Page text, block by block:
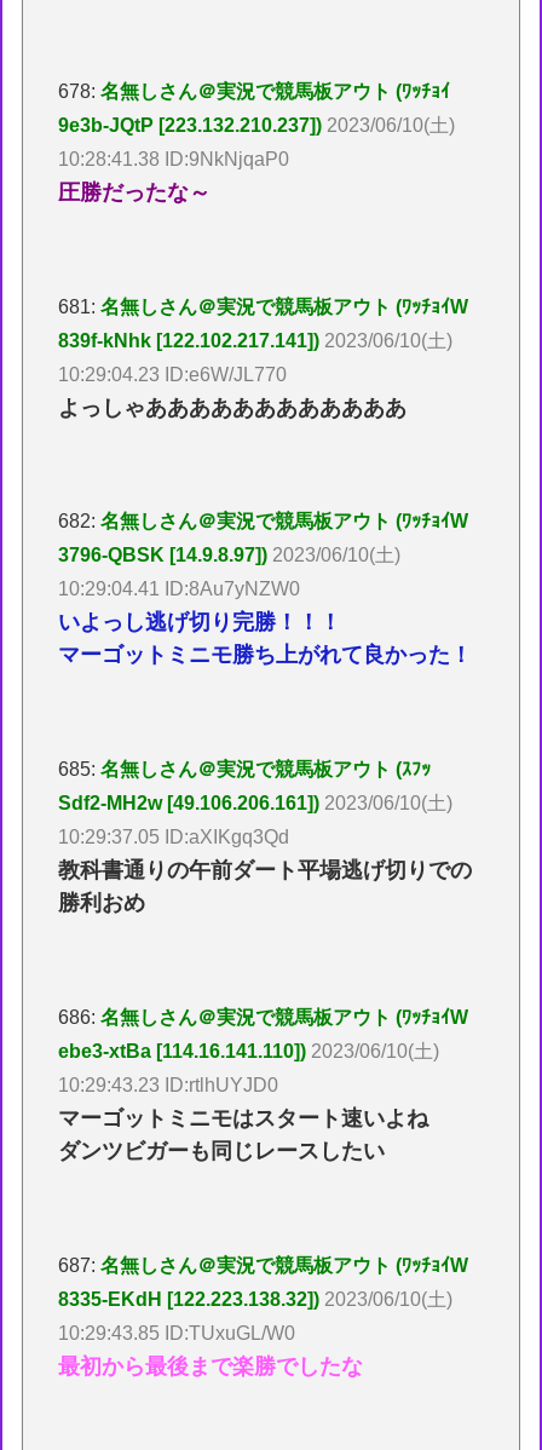
678:名無しさん＠実況で競馬板アウト (ﾜｯﾁｮｲ
9e3b-JQtP [223.132.210.237]) 2023/06/10(土)
10:28:41.38 ID:9NkNjqaP0
圧勝だったな～
681:名無しさん＠実況で競馬板アウト (ﾜｯﾁｮｲW
839f-kNhk [122.102.217.141]) 2023/06/10(土)
10:29:04.23 ID:e6W/JL770
よっしゃああああああああああああ
682:名無しさん＠実況で競馬板アウト (ﾜｯﾁｮｲW
3796-QBSK [14.9.8.97]) 2023/06/10(土)
10:29:04.41 ID:8Au7yNZW0
いよっし逃げ切り完勝！！！
マーゴットミニモ勝ち上がれて良かった！
685:名無しさん＠実況で競馬板アウト (ｽﾌｯ
Sdf2-MH2w [49.106.206.161]) 2023/06/10(土)
10:29:37.05 ID:aXIKgq3Qd
教科書通りの午前ダート平場逃げ切りでの
勝利おめ
686:名無しさん＠実況で競馬板アウト (ﾜｯﾁｮｲW
ebe3-xtBa [114.16.141.110]) 2023/06/10(土)
10:29:43.23 ID:rtlhUYJD0
マーゴットミニモはスタート速いよね
ダンツビガーも同じレースしたい
687:名無しさん＠実況で競馬板アウト (ﾜｯﾁｮｲW
8335-EKdH [122.223.138.32]) 2023/06/10(土)
10:29:43.85 ID:TUxuGL/W0
最初から最後まで楽勝でしたな